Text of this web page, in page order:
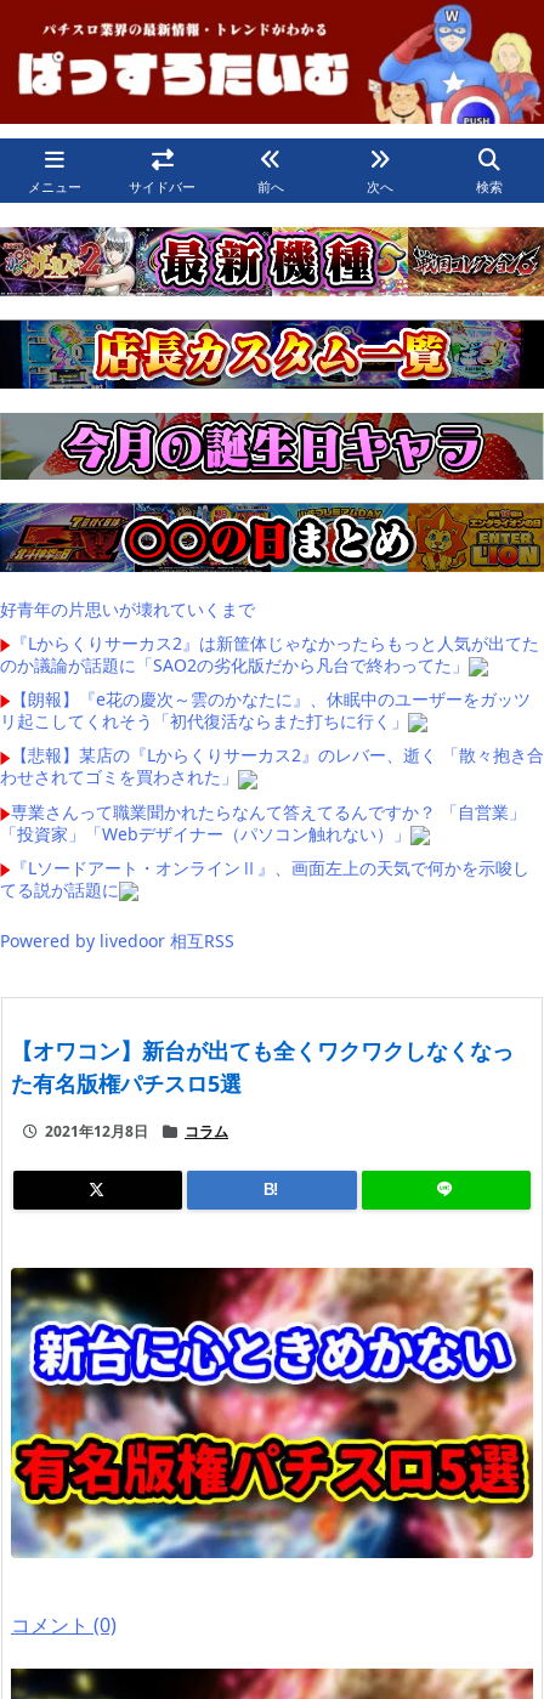
メニュー サイドバー 前へ 次へ 検索
好青年の片思いが壊れていくまで
『Lからくりサーカス2』は新筐体じゃなかったらもっと人気が出てた
のか議論が話題に「SAO2の劣化版だから凡台で終わってた」
【朗報】『e花の慶次～雲のかなたに』、休眠中のユーザーをガッツ
リ起こしてくれそう「初代復活ならまた打ちに行く」
【悲報】某店の『Lからくりサーカス2』のレバー、逝く 「散々抱き合
わせされてゴミを買わされた」
専業さんって職業聞かれたらなんて答えてるんですか？ 「自営業」
「投資家」「Webデザイナー（パソコン触れない）」
『Lソードアート・オンラインⅡ』、画面左上の天気で何かを示唆し
てる説が話題に
Powered by livedoor 相互RSS
【オワコン】新台が出ても全くワクワクしなくなっ
た有名版権パチスロ5選
2021年12月8日 コラム
B!
コメント (0)